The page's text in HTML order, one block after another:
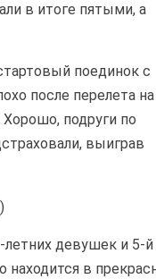
в итоге пятыми, а
поединок с
после перелета на
подруги по
выиграв
летних девушек и 5-й
находится в